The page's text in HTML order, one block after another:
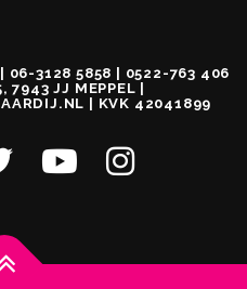
06-3128 5858 | 0522-763 406
7943 JJ MEPPEL |
| KVK 42041899